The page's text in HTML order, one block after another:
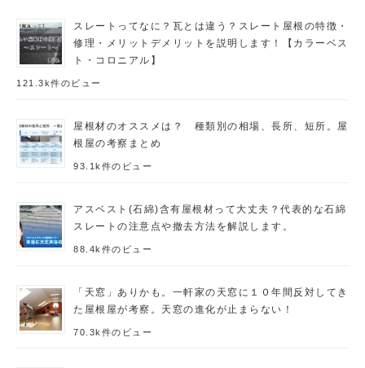
スレートってなに？瓦とは違う？スレート屋根の特徴・
修理・メリットデメリットを説明します！【カラーベス
ト・コロニアル】
121.3k件のビュー
屋根材のオススメは？ 種類別の相場、長所、短所。屋
根屋の考察まとめ
93.1k件のビュー
アスベスト(石綿)含有屋根材って大丈夫？代表的な石綿
スレートの注意点や撤去方法を解説します。
88.4k件のビュー
「天窓」ありかも。一軒家の天窓に１０年間反対してき
た屋根屋が考察。天窓の進化が止まらない！
70.3k件のビュー